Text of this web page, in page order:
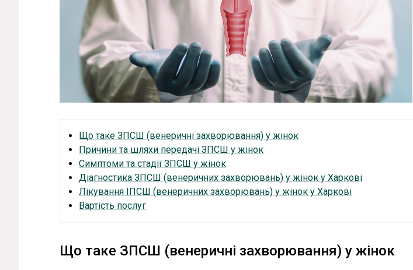
Що таке ЗПСШ (венеричні захворювання) у жінок
Причини та шляхи передачі ЗПСШ у жінок
Симптоми та стадії ЗПСШ у жінок
Діагностика ЗПСШ (венеричних захворювань) у жінок у Харкові
Лікування ІПСШ (венеричних захворювань) у жінок у Харкові
Вартість послуг
Що таке ЗПСШ (венеричні захворювання) у жінок